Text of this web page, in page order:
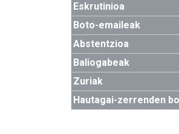
Eskrutinioa
Boto-emaileak
Abstentzioa
Baliogabeak
Zuriak
Hautagai-zerrenden